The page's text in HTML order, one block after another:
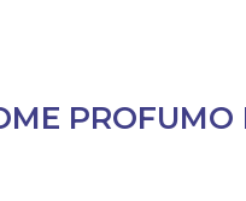
PROFUMO